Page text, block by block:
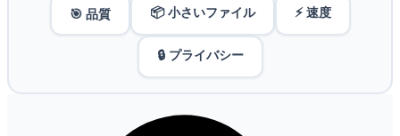
🎯 品質 📦 小さいファイル ⚡ 速度
🔒 プライバシー